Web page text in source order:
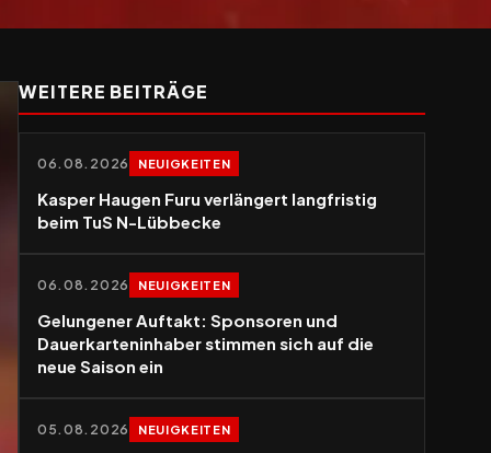
WEITERE BEITRÄGE
06.08.2026 NEUIGKEITEN
Kasper Haugen Furu verlängert langfristig
beim TuS N-Lübbecke
06.08.2026 NEUIGKEITEN
Gelungener Auftakt: Sponsoren und
Dauerkarteninhaber stimmen sich auf die
neue Saison ein
05.08.2026 NEUIGKEITEN